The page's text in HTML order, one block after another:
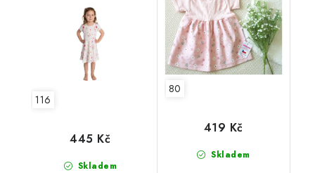
116
Skladem
445 Kč
80
Skladem
419 Kč